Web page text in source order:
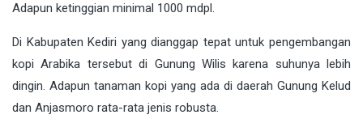
Adapun ketinggian minimal 1000 mdpl.
Di Kabupaten Kediri yang dianggap tepat untuk pengembangan
kopi Arabika tersebut di Gunung Wilis karena suhunya lebih
dingin. Adapun tanaman kopi yang ada di daerah Gunung Kelud
dan Anjasmoro rata-rata jenis robusta.